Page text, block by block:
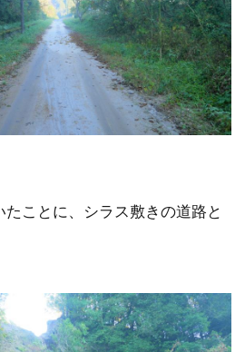
ことに、シラス敷きの道路と